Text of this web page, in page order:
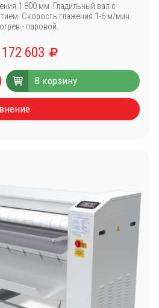
1 800 мм. Гладильный вал с
Скорость глажения 1-6 м/мин.
- паровой.
603
В корзину